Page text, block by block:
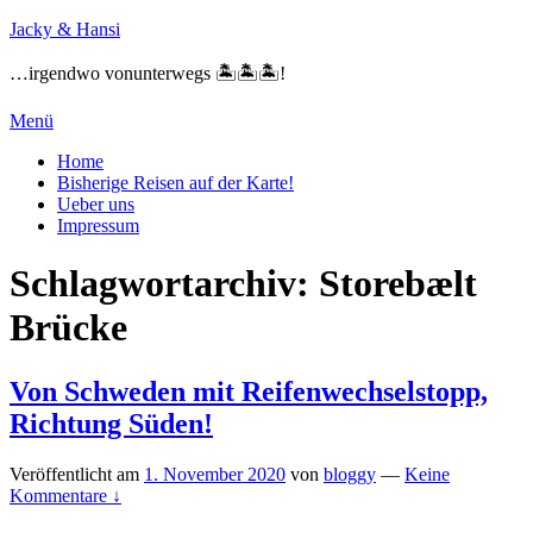
Zum
springen
Jacky & Hansi
…irgendwo vonunterwegs 🏝🏝🏝!
Menü
Primäres
Menü
Home
Bisherige Reisen auf der Karte!
Ueber uns
Impressum
Schlagwortarchiv: Storebælt
Brücke
Von Schweden mit Reifenwechselstopp,
Richtung Süden!
Veröffentlicht am 1. November 2020 von bloggy — Keine
Kommentare ↓